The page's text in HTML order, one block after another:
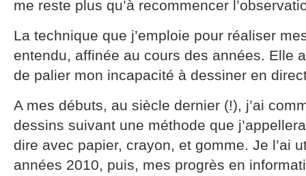
me reste plus qu’à recommencer
La technique que j’emploie pour réaliser
entendu, affinée au cours des années. Elle
de palier mon incapacité à dessiner en
A mes débuts, au siècle dernier (!), j’ai
dessins suivant une méthode que
dire avec papier, crayon, et gomme. Je l’ai
années 2010, puis, mes progrès en